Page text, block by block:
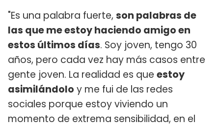
"Es una palabra fuerte, son palabras de
las que me estoy haciendo amigo en
estos últimos días. Soy joven, tengo 30
años, pero cada vez hay más casos entre
gente joven. La realidad es que estoy
asimilándolo y me fui de las redes
sociales porque estoy viviendo un
momento de extrema sensibilidad, en el